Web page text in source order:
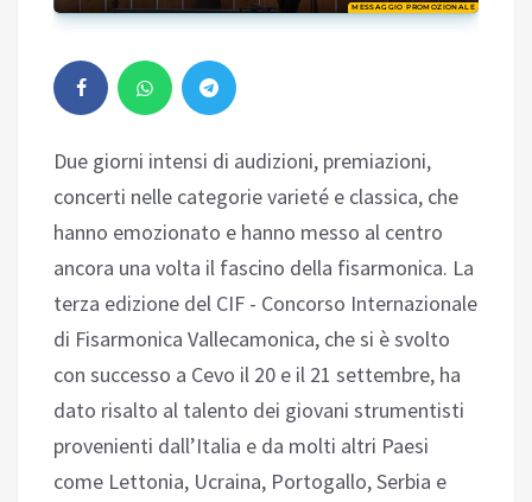
MESSAGGIO PROMOZIONALE
Due giorni intensi di audizioni, premiazioni,
concerti nelle categorie varieté e classica, che
hanno emozionato e hanno messo al centro
ancora una volta il fascino della fisarmonica. La
terza edizione del CIF - Concorso Internazionale
di Fisarmonica Vallecamonica, che si è svolto
con successo a Cevo il 20 e il 21 settembre, ha
dato risalto al talento dei giovani strumentisti
provenienti dall’Italia e da molti altri Paesi
come Lettonia, Ucraina, Portogallo, Serbia e